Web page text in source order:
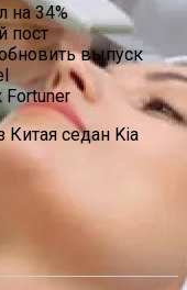
на 34%
пост
выпуск
седан Kia